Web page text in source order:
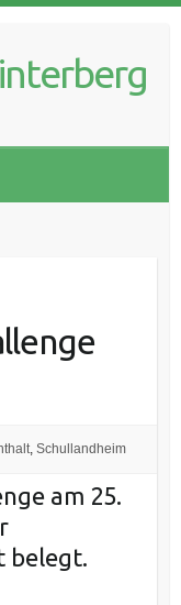
, Schullandheim
am 25.
belegt.